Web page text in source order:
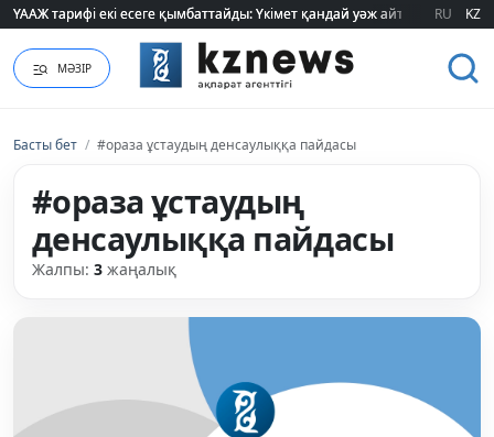
ҮААЖ тарифі екі есеге қымбаттайды: Үкімет қандай уәж айтады?
ҮААЖ тарифі екі есеге қымбаттайды: Үкімет қандай уәж айтады? RU KZ
МӘЗІР
Басты бет / #ораза ұстаудың денсаулыққа пайдасы
#ораза ұстаудың
денсаулыққа пайдасы
Жалпы: 3 жаңалық